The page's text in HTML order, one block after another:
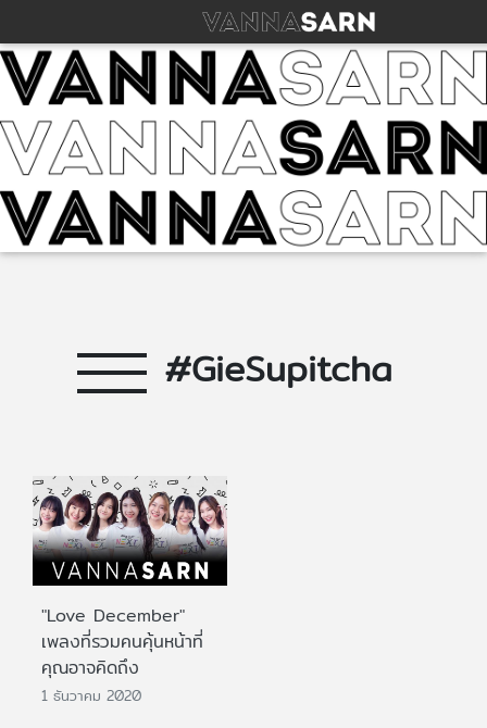
#GieSupitcha
"Love December"
เพลงที่รวมคนคุ้นหน้าที่
คุณอาจคิดถึง
1 ธันวาคม 2020